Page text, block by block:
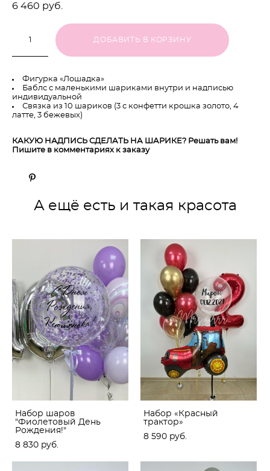
6 460 pуб.
ДОБАВИТЬ В КОРЗИНУ
Фигурка «Лошадка»
Баблс с маленькими шариками внутри и надписью
индивидуальной
Связка из 10 шариков (3 с конфетти крошка золото, 4
латте, 3 бежевых)
КАКУЮ НАДПИСЬ СДЕЛАТЬ НА ШАРИКЕ? Решать вам!
Пишите в комментариях к заказу
А ещё есть и такая красота
Набор шаров
"Фиолетовый День
Рождения!"
8 830 pуб.
Набор «Красный
трактор»
8 590 pуб.